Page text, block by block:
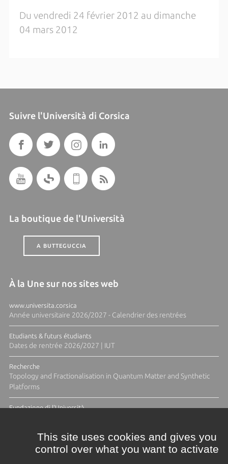
Du vendredi 24 février 2012 au dimanche
04 mars 2012
Suivre l'Università di Corsica
La boutique de l'Università
A BUTTEGUCCIA
À la Une sur nos sites web
www.universita.corsica
Année universitaire 2026/2027 - Calendrier des rentrées
Etudiants & futurs étudiants
Dates de rentrée 2026/2027 | IUT
Recherche
Topology and Fractionalisation in Quantum Matter and Synthetic
Platforms
Fundazione di l'Università
This site uses cookies and gives you
control over what you want to activate